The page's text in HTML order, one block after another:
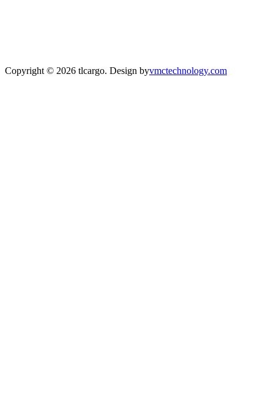
Copyright © 2026 tlcargo. Design byvmctechnology.com